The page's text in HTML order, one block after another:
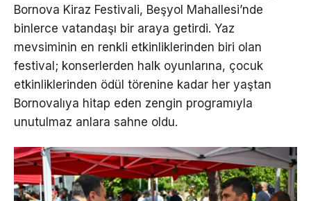
Bornova Kiraz Festivali, Beşyol Mahallesi’nde
binlerce vatandaşı bir araya getirdi. Yaz
mevsiminin en renkli etkinliklerinden biri olan
festival; konserlerden halk oyunlarına, çocuk
etkinliklerinden ödül törenine kadar her yaştan
Bornovalıya hitap eden zengin programıyla
unutulmaz anlara sahne oldu.